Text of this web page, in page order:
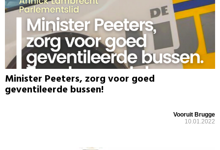
Minister Peeters, zorg voor goed
geventileerde bussen!
Vooruit Brugge
10.01.2022